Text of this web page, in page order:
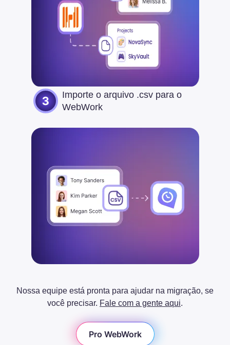
Importe o arquivo .csv para o
WebWork
Nossa equipe está pronta para ajudar na migração, se
você precisar. Fale com a gente aqui.
Pro WebWork